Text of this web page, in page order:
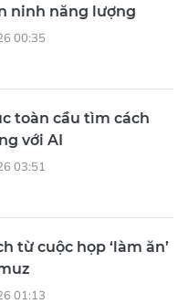
ninh năng lượng
00:35
toàn cầu tìm cách
với AI
03:51
từ cuộc họp ‘làm ăn’
01:13